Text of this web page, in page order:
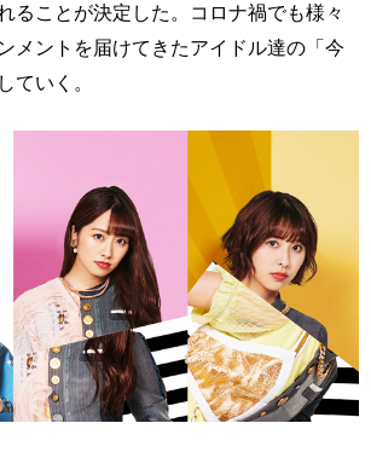
ることが決定した。コロナ禍でも様々
メントを届けてきたアイドル達の「今
ていく。